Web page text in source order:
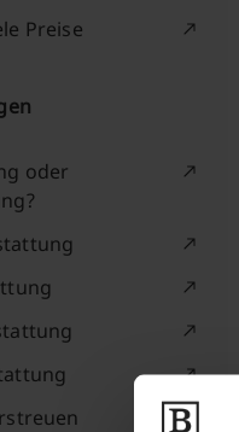
Preise
oder